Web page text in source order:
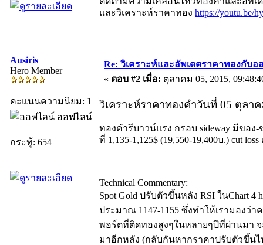
และวิเคราะห์ราคาทอง https://youtu.be/
Ausiris
Hero Member
คะแนนความนิยม: 1
ออฟไลน์
กระทู้: 654
Re: วิเคราะห์และอัพเดตราคาทองกับ
« ตอบ #2 เมื่อ: ตุลาคม 05, 2015,
วิเคราะห์ราคาทองคำวันที่ 05 ตุลา
ทองคำรีบาวน์แรง กรอบ sideway มีของ
ที่ 1,135-1,125$ (19,550-19,400บ.) cut
Technical Commentary:
Spot Gold ปรับตัวขึ้นหลัง RSI ในChart 4
ประมาณ 1147-1155 ซึ่งทำให้เรามอง
พอร์ตที่ติดทองสูงๆในหลายๆปีที่ผ่านมา
มาอีกหลัง (กลับกันหากราคาปรับตัวขึ้นไ